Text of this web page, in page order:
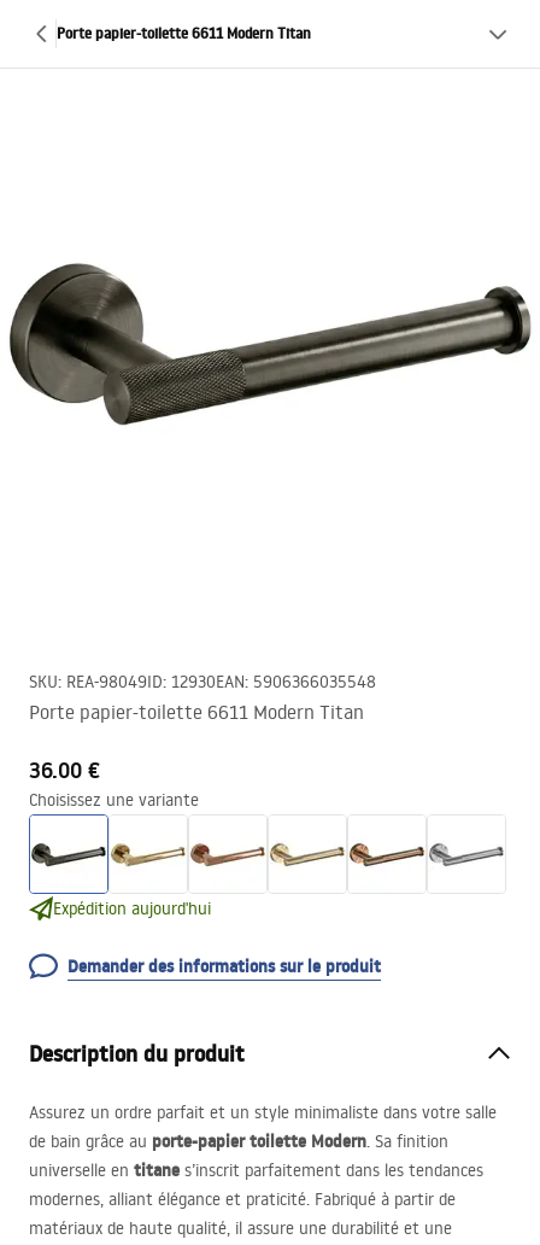
Porte papier-toilette 6611 Modern Titan
SKU: REA-98049ID: 12930EAN: 5906366035548
Porte papier-toilette 6611 Modern Titan
36.00 €
Choisissez une variante
Expédition aujourd'hui
Demander des informations sur le produit
Description du produit
Assurez un ordre parfait et un style minimaliste dans votre salle
de bain grâce au porte-papier toilette Modern. Sa finition
universelle en titane s’inscrit parfaitement dans les tendances
modernes, alliant élégance et praticité. Fabriqué à partir de
matériaux de haute qualité, il assure une durabilité et une